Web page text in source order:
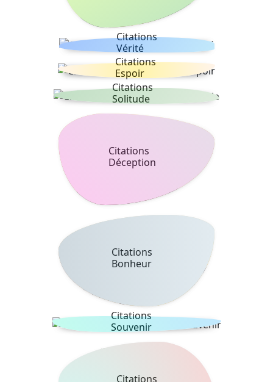
Citations
Vérité
Citations
Espoir
Citations
Solitude
Citations
Déception
Citations
Bonheur
Citations
Souvenir
Citations